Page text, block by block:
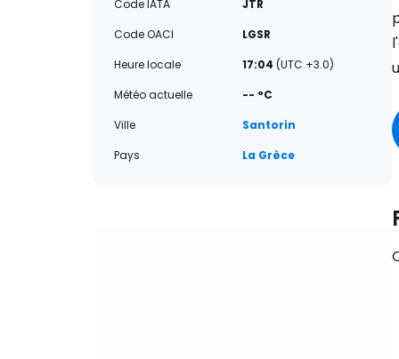
Code IATA
JTR
Code OACI
LGSR
Heure locale
17:04 (UTC +3.0)
Météo actuelle
-- °C
Ville
Santorin
Pays
La Grèce